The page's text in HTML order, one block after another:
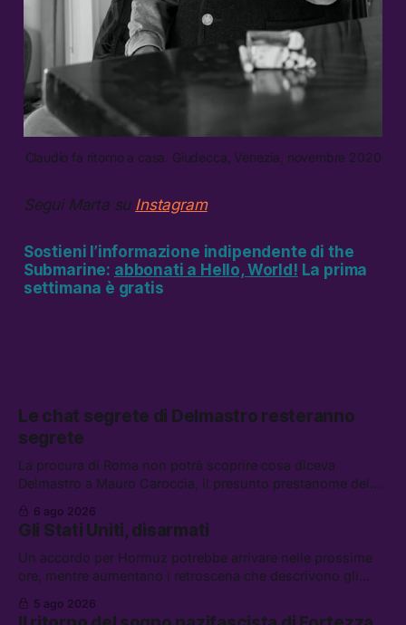
Claudio fa ritorno a casa. Giudecca, Venezia, novembre 2020
Segui Marta su Instagram
Sostieni l’informazione indipendente di the
Submarine: abbonati a Hello, World! La prima
settimana è gratis
Le chat segrete di Delmastro resteranno
segrete
La procura di Roma non potrà scoprire cosa diceva
Delmastro a Mauro Caroccia, il presunto prestanome del
attacchi in Libano, il governo chiederà 36 miliardi di
flessibilità in armi e energia, e Grokipedia è già stata
abbandonata
6 ago 2026
Gli Stati Uniti, disarmati
Un accordo per Hormuz potrebbe arrivare nelle prossime
ore, mentre aumentano i retroscena che descrivono gli
chi aspetta i dispersi di Ceuta, il boom dei carburanti
5 ago 2026